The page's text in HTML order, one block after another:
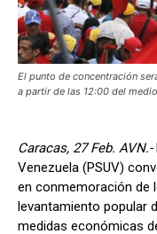
El punto de concentración
a partir de las 12:00 del
Caracas, 27 Feb. AVN.-
Venezuela (PSUV)
en conmemoración de
levantamiento popular
medidas económicas